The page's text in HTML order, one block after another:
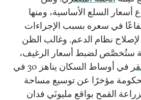
أسعار السلع الأساسية، ومنها
في سعره بسبب الإجراءات
لإصلاح نظام الدعم. وغالب الظن
ستُخصَّص لضبط أسعار الرغيف،
في أوساط السكان يناهز 30 في
مؤخرًا عن توسيع مساحة
القمح بواقع مليونَي فدان